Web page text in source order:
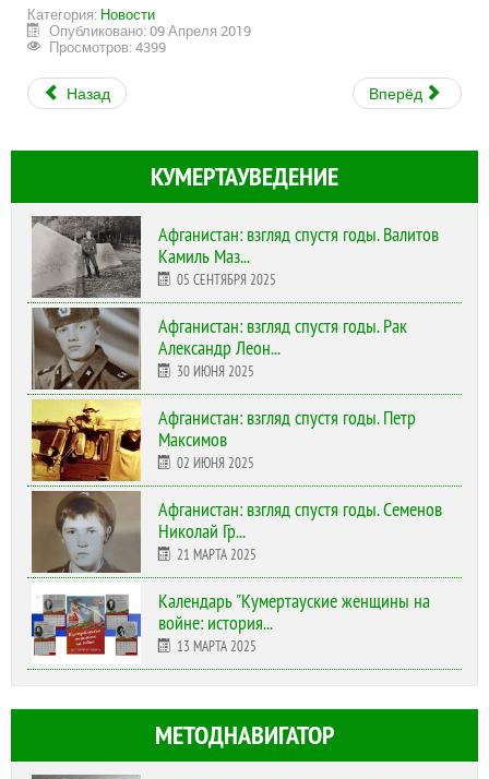
Категория: Новости
Опубликовано: 09 Апреля 2019
Просмотров: 4399
Назад Вперёд
КУМЕРТАУВЕДЕНИЕ
Афганистан: взгляд спустя годы. Валитов
Камиль Маз...
05 СЕНТЯБРЯ 2025
Афганистан: взгляд спустя годы. Рак
Александр Леон...
30 ИЮНЯ 2025
Афганистан: взгляд спустя годы. Петр
Максимов
02 ИЮНЯ 2025
Афганистан: взгляд спустя годы. Семенов
Николай Гр...
21 МАРТА 2025
Календарь "Кумертауские женщины на
войне: история...
13 МАРТА 2025
МЕТОДНАВИГАТОР